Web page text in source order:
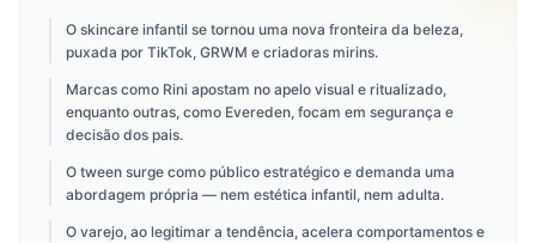
O skincare infantil se tornou uma nova fronteira da beleza,
puxada por TikTok, GRWM e criadoras mirins.
Marcas como Rini apostam no apelo visual e ritualizado,
enquanto outras, como Evereden, focam em segurança e
decisão dos pais.
O tween surge como público estratégico e demanda uma
abordagem própria — nem estética infantil, nem adulta.
O varejo, ao legitimar a tendência, acelera comportamentos e